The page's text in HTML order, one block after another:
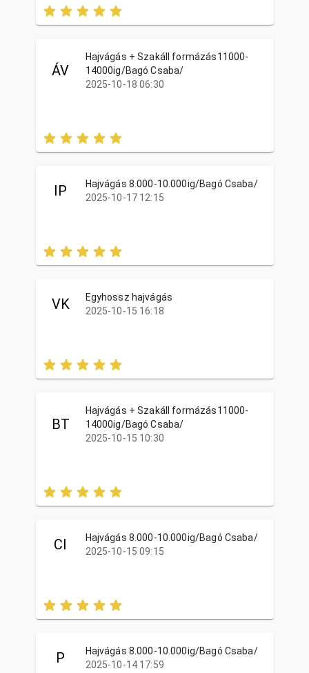
ÁV
Hajvágás + Szakáll formázás11000-
14000ig/Bagó Csaba/
2025-10-18 06:30
IP
Hajvágás 8.000-10.000ig/Bagó Csaba/
2025-10-17 12:15
VK
Egyhossz hajvágás
2025-10-15 16:18
BT
Hajvágás + Szakáll formázás11000-
14000ig/Bagó Csaba/
2025-10-15 10:30
CI
Hajvágás 8.000-10.000ig/Bagó Csaba/
2025-10-15 09:15
P
Hajvágás 8.000-10.000ig/Bagó Csaba/
2025-10-14 17:59